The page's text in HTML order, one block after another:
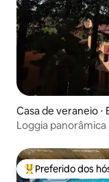
Casa de veraneio ⋅
Loggia
Entre os
Preferido dos